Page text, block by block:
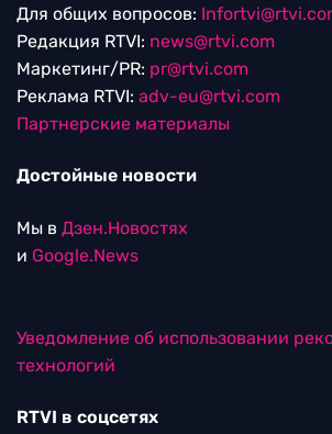
Для общих вопросов:
Редакция RTVI: news@rtvi.com
Маркетинг/PR: pr@rtvi.com
Реклама RTVI: adv-eu@rtvi.com
Партнерские материалы
Достойные новости
Мы в Дзен.Новостях
и Google.News
Уведомление об использовании
технологий
RTVI в соцсетях